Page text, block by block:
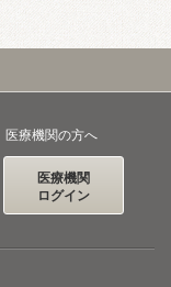
医療機関の方へ
医療機関
ログイン